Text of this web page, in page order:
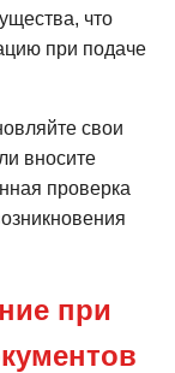
что
при подаче
свои
вносите
проверка
при